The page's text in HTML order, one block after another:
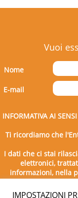
Vuoi
Nome
E-mail
INFORMATIVA AI
Ti ricordiamo che
I dati che ci stai
elettronici,
informazioni, nella
IMPOSTAZIONI